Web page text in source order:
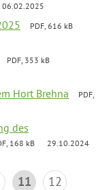
06.02.2025
PDF, 616 kB
PDF, 353 kB
Hort Brehna
PDF,
des
168 kB 29.10.2024
11
12